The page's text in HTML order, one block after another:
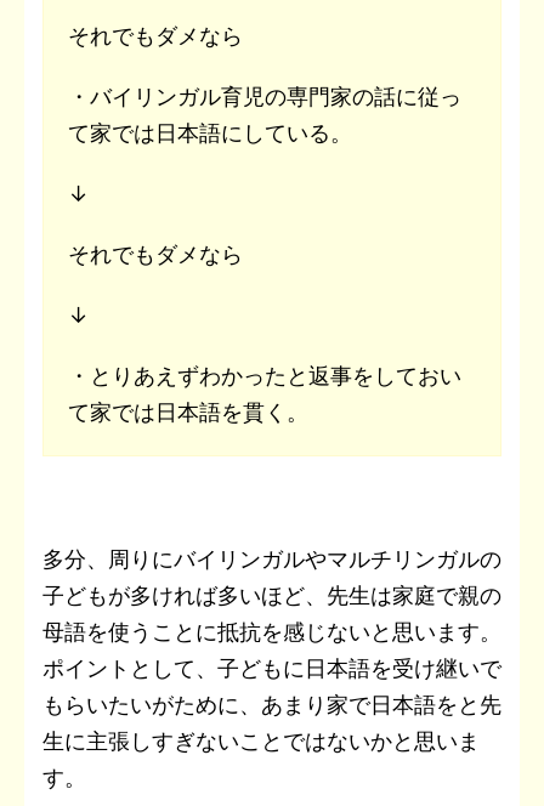
それでもダメなら
・バイリンガル育児の専門家の話に従っ
て家では日本語にしている。
↓
それでもダメなら
↓
・とりあえずわかったと返事をしておい
て家では日本語を貫く。
多分、周りにバイリンガルやマルチリンガルの
子どもが多ければ多いほど、先生は家庭で親の
母語を使うことに抵抗を感じないと思います。
ポイントとして、子どもに日本語を受け継いで
もらいたいがために、あまり家で日本語をと先
生に主張しすぎないことではないかと思いま
す。